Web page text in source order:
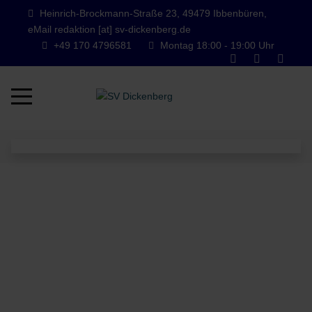
Heinrich-Brockmann-Straße 23, 49479 Ibbenbüren,
eMail redaktion [at] sv-dickenberg.de
+49 170 4796581
Montag 18:00 - 19:00 Uhr
Mobile Menu Toggle